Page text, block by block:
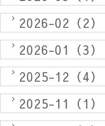
2026-02（2）
2026-01（3）
2025-12（4）
2025-11（1）